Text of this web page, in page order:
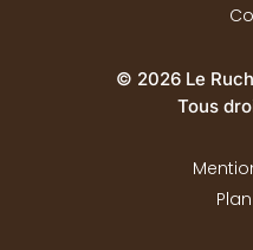
© 2026 Le
Tous